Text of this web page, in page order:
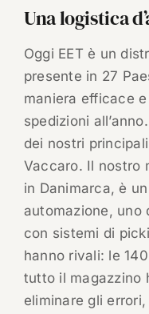
Una logistica
Oggi EET è un
presente in 27
maniera efficace
spedizioni
dei nostri
Vaccaro. Il nostro
in Danimarca, è
automazione, uno
con sistemi di
hanno rivali: le
tutto il magazzino
eliminare gli